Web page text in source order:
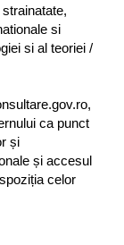
si
si al teoriei /
ca punct
și
și accesul
celor